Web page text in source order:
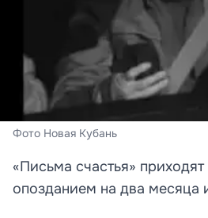
Фото Новая Кубань
«Письма счастья»
опозданием на два месяца